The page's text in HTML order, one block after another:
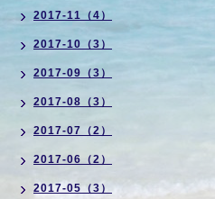
2017-11（4）
2017-10（3）
2017-09（3）
2017-08（3）
2017-07（2）
2017-06（2）
2017-05（3）